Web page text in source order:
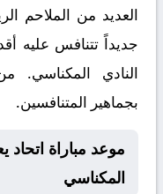
العديد من الملاحم
جديداً تتنافس عليه
النادي المكناسي.
بجماهير المتنافسين.
موعد مباراة
المكناسي